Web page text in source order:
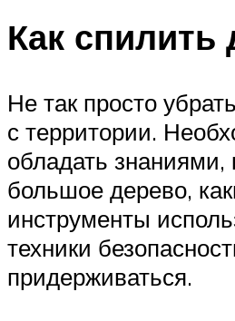
Как спилить
Не так просто
с территории.
обладать знаниями,
большое дерево,
инструменты
техники
придерживаться.